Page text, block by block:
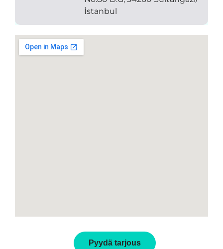
İstanbul
Pyydä tarjous